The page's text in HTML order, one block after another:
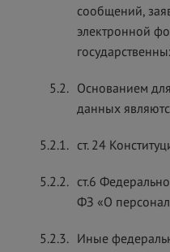
сообщений,
электронной
5.2. Основанием
данных
5.2.1. ст. 24
5.2.2. ст.6
ФЗ «О
5.2.3. Иные